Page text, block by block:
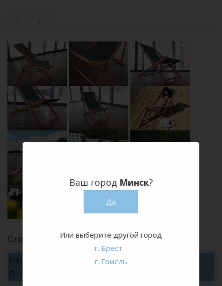
Стоимость аренды
Первые сутки
20 руб./сутки
Вторые и последующие
Ваш город Минск?
Да
Или выберите другой город
г. Брест
г. Гомель